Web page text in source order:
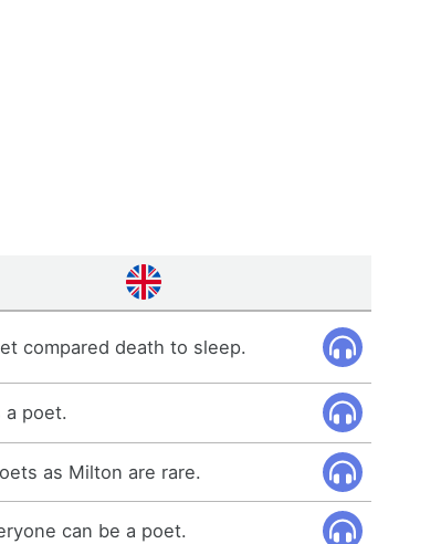
compared death to sleep.
a poet.
as Milton are rare.
can be a poet.